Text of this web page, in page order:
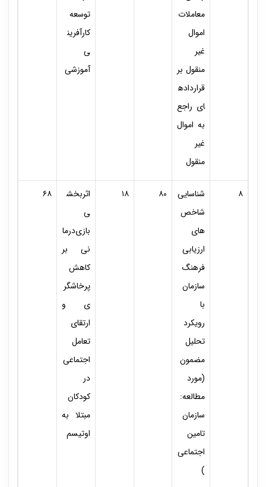
معاملات
اموال
غیر
منقول بر
قرارداده
ای راجع
به اموال
غیر
منقول
توسعه‌
کارآفرین
ی
آموزشی
۸
شناسایی
شاخص‌
های
ارزیابی
فرهنگ
سازمان
با
رویکرد
تحلیل
مضمون
(مورد
مطالعه:
سازمان
تامین
اجتماعی
)
۸۰ ۱۸
اثربخش
ی
بازی‌درما
نی بر
کاهش
پرخاشگر
ی و
ارتقای
تعامل
اجتماعی
در
کودکان
مبتلا به
اوتیسم
۶۸